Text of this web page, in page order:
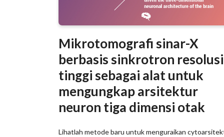
Mikrotomografi sinar-X
berbasis sinkrotron resolusi
tinggi sebagai alat untuk
mengungkap arsitektur
neuron tiga dimensi otak
Lihatlah metode baru untuk menguraikan